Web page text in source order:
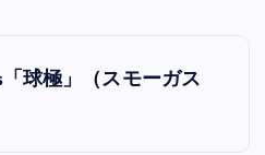
球極」（スモーガス